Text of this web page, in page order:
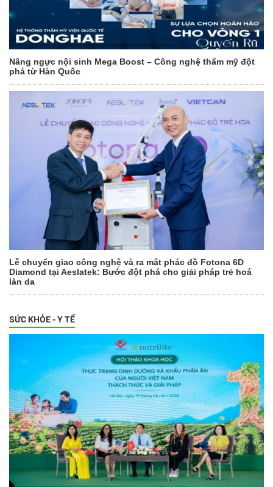
Nâng ngực nội sinh Mega Boost – Công nghệ thẩm mỹ đột
phá từ Hàn Quốc
Lễ chuyển giao công nghệ và ra mắt phác đồ Fotona 6D
Diamond tại Aeslatek: Bước đột phá cho giải pháp trẻ hoá
làn da
SỨC KHỎE - Y TẾ